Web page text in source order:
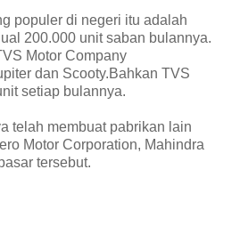
populer di negeri itu adalah
200.000 unit saban bulannya.
Motor Company
dan Scooty.Bahkan TVS
setiap bulannya.
telah membuat pabrikan lain
Motor Corporation, Mahindra
tersebut.